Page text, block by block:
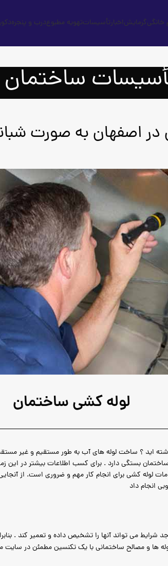
خانگیگرمایشاخبارتأسیساتتهویه مطبوعدرب و پنجره
ساختمان
اصفهان به صورت
لوله کشی ساختمان
اید ؟ ساخت لوله های آب به طور مستقیم و غیر
بستگی دارد . برای کسب اطلاعات بیشتر در این
لوله کشی برای انجام کار مهم و ضروری است. از
انجام داد
شرایط می تواند آنها را تشخیص داده و تعمیر کند .
ها و مصالح ساختمانی با یک تکنسین مطمئن در سایت